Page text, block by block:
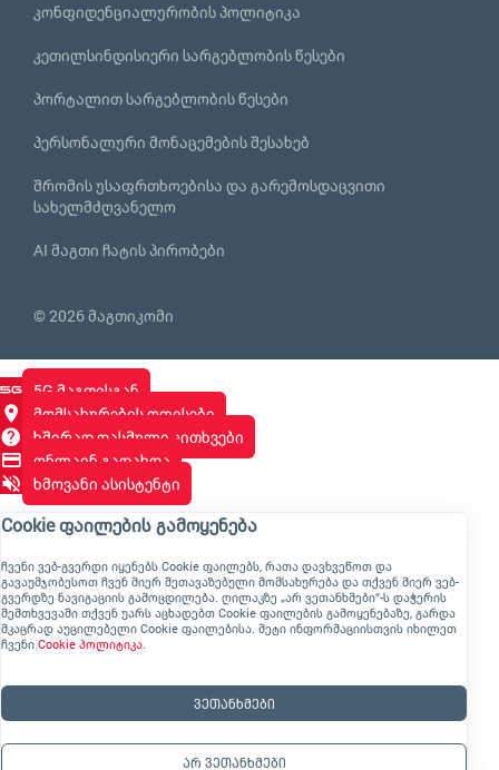
კონფიდენციალურობის პოლიტიკა
კეთილსინდისიერი სარგებლობის წესები
პორტალით სარგებლობის წესები
პერსონალური მონაცემების შესახებ
შრომის უსაფრთხოებისა და გარემოსდაცვითი
სახელმძღვანელო
AI მაგთი ჩატის პირობები
© 2026 მაგთიკომი
5G მაგთისგან
მომსახურების ოფისები
ხშირად დასმული კითხვები
ონლაინ გადახდა
ხმოვანი ასისტენტი
Cookie ფაილების გამოყენება
ჩვენი ვებ-გვერდი იყენებს Cookie ფაილებს, რათა დავხვეწოთ და
გავაუმჯობესოთ ჩვენ მიერ შეთავაზებული მომსახურება და თქვენ მიერ ვებ-
გვერდზე ნავიგაციის გამოცდილება. ღილაკზე „არ ვეთანხმები“-ს დაჭერის
შემთხვევაში თქვენ უარს აცხადებთ Cookie ფაილების გამოყენებაზე, გარდა
მკაცრად აუცილებელი Cookie ფაილებისა. მეტი ინფორმაციისთვის იხილეთ
ჩვენი Cookie პოლიტიკა.
ვეთანხმები
არ ვეთანხმები